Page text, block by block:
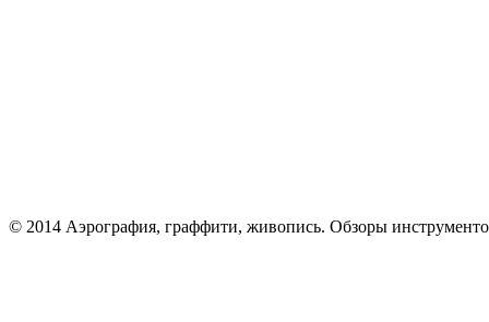
© 2014 Аэрография, граффити, живопись. Обзоры